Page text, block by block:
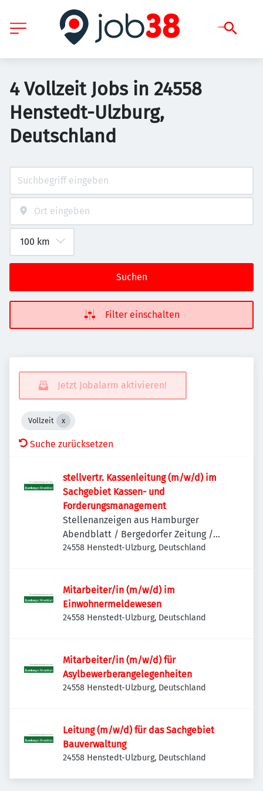
4 Vollzeit Jobs in 24558
Henstedt-Ulzburg,
Deutschland
Suchen
Filter einschalten
Jetzt Jobalarm aktivieren!
Vollzeit
Suche zurücksetzen
stellvertr. Kassenleitung (m/w/d) im
Sachgebiet Kassen- und
Forderungsmanagement
Stellenanzeigen aus Hamburger
Abendblatt / Bergedorfer Zeitung /
Hamburger Wochenblatt / Niendorfer
24558 Henstedt-Ulzburg, Deutschland
Mitarbeiter/in (m/w/d) im
Einwohnermeldewesen
24558 Henstedt-Ulzburg, Deutschland
Mitarbeiter/in (m/w/d) für
Asylbewerberangelegenheiten
24558 Henstedt-Ulzburg, Deutschland
Leitung (m/w/d) für das Sachgebiet
Bauverwaltung
24558 Henstedt-Ulzburg, Deutschland